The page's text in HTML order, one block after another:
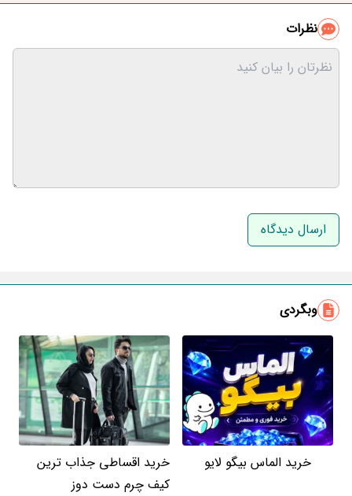
نظرات
نام و نام خانوادگی
وبگردی
خرید الماس بیگو لایو
خرید اقساطی جذاب ترین
کیف چرم دست دوز